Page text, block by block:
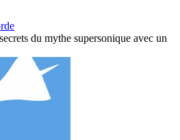
du mythe supersonique avec un